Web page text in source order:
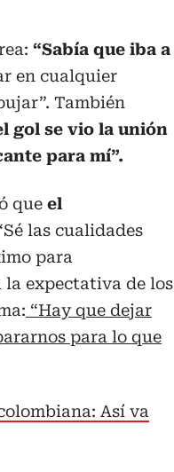
“Sabía que iba a
en cualquier
También
gol se vio la unión
para mí”.
que el
las cualidades
para
la expectativa de los
“Hay que dejar
para lo que
Así va